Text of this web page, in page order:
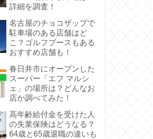
詳細を調査！
名古屋のチョコザップで
駐車場のある店舗はど
こ？ゴルフブースもある
おすすめ店舗も！
春日井市にオープンした
スーパー「エフ マルシ
ェ」の場所は？どんなお
店か調べてみた！
高年齢給付金を受けた人
の失業保険はどうなる？
64歳と65歳退職の違いも